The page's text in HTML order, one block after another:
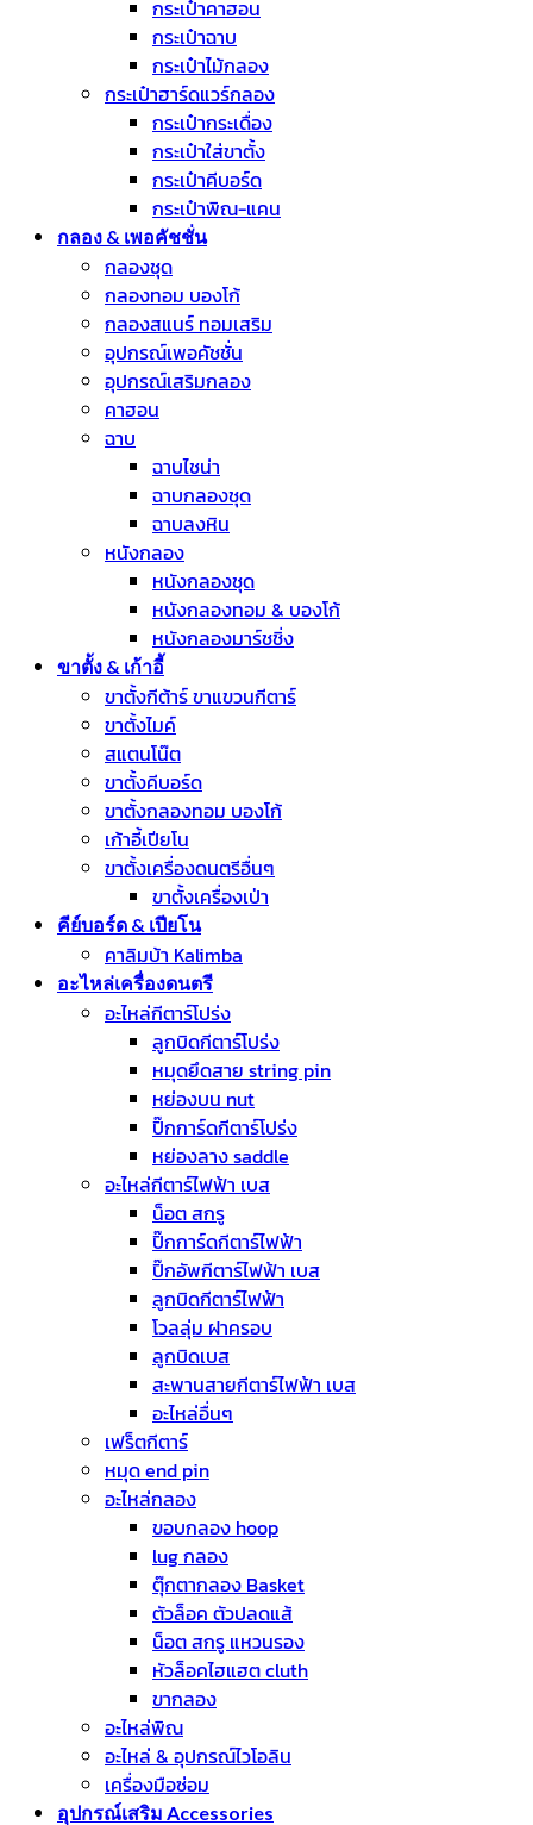
กระเป๋าคาฮอน
กระเป๋าฉาบ
กระเป๋าไม้กลอง
กระเป๋าฮาร์ดแวร์กลอง
กระเป๋ากระเดื่อง
กระเป๋าใส่ขาตั้ง
กระเป๋าคีบอร์ด
กระเป๋าพิณ-แคน
กลอง & เพอคัชชั่น
กลองชุด
กลองทอม บองโก้
กลองสแนร์ ทอมเสริม
อุปกรณ์เพอคัชชั่น
อุปกรณ์เสริมกลอง
คาฮอน
ฉาบ
ฉาบไชน่า
ฉาบกลองชุด
ฉาบลงหิน
หนังกลอง
หนังกลองชุด
หนังกลองทอม & บองโก้
หนังกลองมาร์ชชิ่ง
ขาตั้ง & เก้าอี้
ขาตั้งกีต้าร์ ขาแขวนกีตาร์
ขาตั้งไมค์
สแตนโน๊ต
ขาตั้งคีบอร์ด
ขาตั้งกลองทอม บองโก้
เก้าอี้เปียโน
ขาตั้งเครื่องดนตรีอื่นๆ
ขาตั้งเครื่องเป่า
คีย์บอร์ด & เปียโน
คาลิมบ้า Kalimba
อะไหล่เครื่องดนตรี
อะไหล่กีตาร์โปร่ง
ลูกบิดกีตาร์โปร่ง
หมุดยึดสาย string pin
หย่องบน nut
ปิ๊กการ์ดกีตาร์โปร่ง
หย่องลาง saddle
อะไหล่กีตาร์ไฟฟ้า เบส
น็อต สกรู
ปิ๊กการ์ดกีตาร์ไฟฟ้า
ปิ๊กอัพกีตาร์ไฟฟ้า เบส
ลูกบิดกีตาร์ไฟฟ้า
โวลลุ่ม ฝาครอบ
ลูกบิดเบส
สะพานสายกีตาร์ไฟฟ้า เบส
อะไหล่อื่นๆ
เฟร็ตกีตาร์
หมุด end pin
อะไหล่กลอง
ขอบกลอง hoop
lug กลอง
ตุ๊กตากลอง Basket
ตัวล็อค ตัวปลดแส้
น็อต สกรู แหวนรอง
หัวล็อคไฮแฮต cluth
ขากลอง
อะไหล่พิณ
อะไหล่ & อุปกรณ์ไวโอลิน
เครื่องมือซ่อม
อุปกรณ์เสริม Accessories